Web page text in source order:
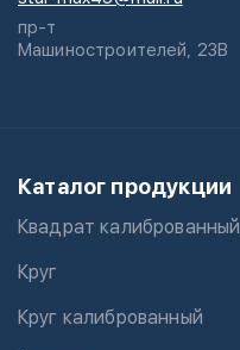
пр-т
Машиностроителей, 23В
Каталог продукции
Квадрат калиброванный
Круг
Круг калиброванный